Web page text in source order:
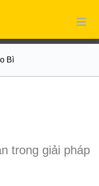
Bì
trong giải pháp